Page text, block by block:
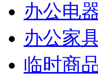
办公电
办公家
临时商